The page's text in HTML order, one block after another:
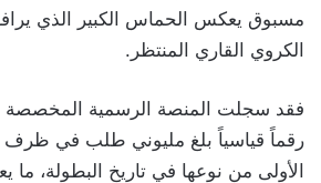
مسبوق يعكس الحماس الكبير الذي
الكروي القاري المنتظر.
رقماً قياسياً بلغ مليوني طلب في
الأولى من نوعها في تاريخ البطولة، ما